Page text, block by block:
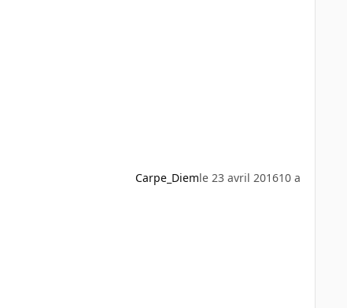
Carpe_Diemle 23 avril 201610 a